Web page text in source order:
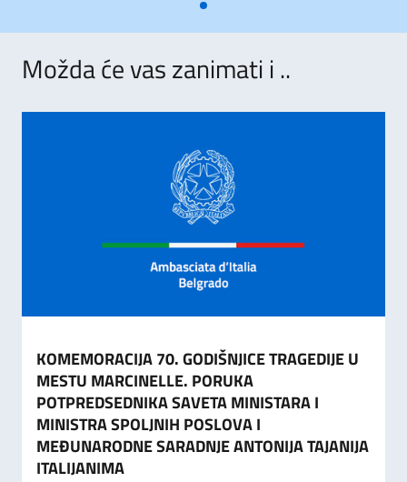
Možda će vas zanimati i ..
KOMEMORACIJA 70. GODIŠNJICE TRAGEDIJE U
MESTU MARCINELLE. PORUKA
POTPREDSEDNIKA SAVETA MINISTARA I
MINISTRA SPOLJNIH POSLOVA I
MEĐUNARODNE SARADNJE ANTONIJA TAJANIJA
ITALIJANIMA